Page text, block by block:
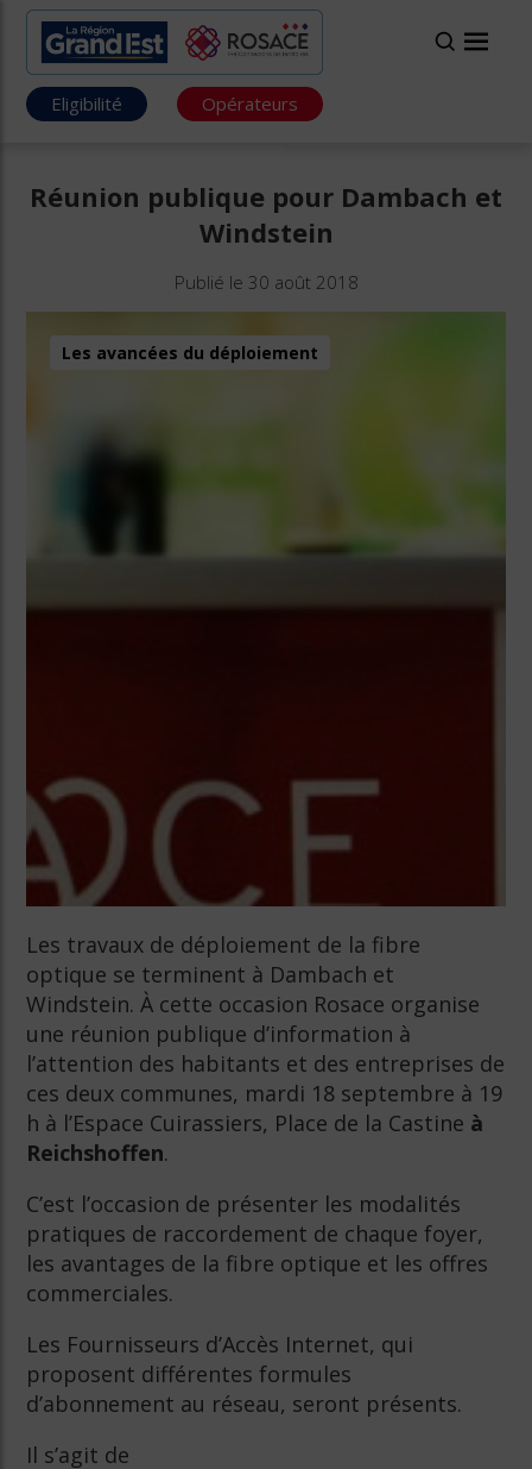
Eligibilité Opérateurs
Réunion publique pour Dambach et
Windstein
Publié le 30 août 2018
Les avancées du déploiement
Les travaux de déploiement de la fibre
optique se terminent à Dambach et
Windstein. À cette occasion Rosace organise
une réunion publique d’information à
l’attention des habitants et des entreprises de
ces deux communes, mardi 18 septembre à 19
h à l’Espace Cuirassiers, Place de la Castine à
Reichshoffen.
C’est l’occasion de présenter les modalités
pratiques de raccordement de chaque foyer,
les avantages de la fibre optique et les offres
commerciales.
Les Fournisseurs d’Accès Internet, qui
proposent différentes formules
d’abonnement au réseau, seront présents.
Il s’agit de